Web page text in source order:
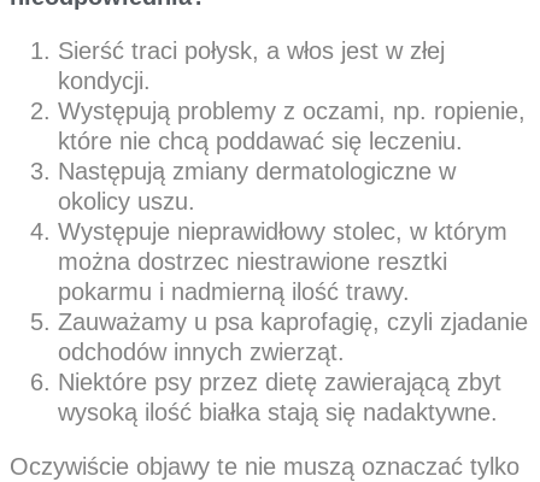
Sierść traci połysk, a włos jest w złej
kondycji.
Występują problemy z oczami, np. ropienie,
które nie chcą poddawać się leczeniu.
Następują zmiany dermatologiczne w
okolicy uszu.
Występuje nieprawidłowy stolec, w którym
można dostrzec niestrawione resztki
pokarmu i nadmierną ilość trawy.
Zauważamy u psa kaprofagię, czyli zjadanie
odchodów innych zwierząt.
Niektóre psy przez dietę zawierającą zbyt
wysoką ilość białka stają się nadaktywne.
Oczywiście objawy te nie muszą oznaczać tylko